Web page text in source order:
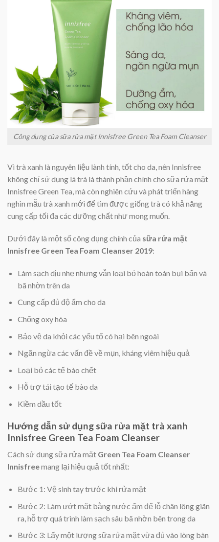
Công dụng của sữa rửa mặt Innisfree Green Tea Foam Cleanser
Vì trà xanh là nguyên liệu lành tính, tốt cho da, nên Innisfree
không chỉ sử dụng lá trà là thành phần chính cho sữa rửa mặt
Innisfree Green Tea, mà còn nghiên cứu và phát triển hàng
nghìn mẫu trà xanh mới để tìm được giống trà có khả năng
cung cấp tối đa các dưỡng chất như mong muốn.
Dưới đây là một số công dụng chính của sữa rửa mặt
Innisfree Green Tea Foam Cleanser 2019:
Làm sạch dịu nhẹ nhưng vẫn loại bỏ hoàn toàn bụi bẩn và
bã nhờn trên da
Cung cấp đủ độ ẩm cho da
Chống oxy hóa
Bảo vệ da khỏi các yếu tố có hại bên ngoài
Ngăn ngừa các vấn đề về mụn, kháng viêm hiệu quả
Loại bỏ các tế bào chết
Hỗ trợ tái tạo tế bào da
Kiềm dầu tốt
Hướng dẫn sử dụng sữa rửa mặt trà xanh
Innisfree Green Tea Foam Cleanser
Cách sử dụng sữa rửa mặt Green Tea Foam Cleanser
Innisfreemang lại hiệu quả tốt nhất:
Bước 1: Vệ sinh tay trước khi rửa mặt
Bước 2: Làm ướt mặt bằng nước ấm để lỗ chân lông giãn
ra, hỗ trợ quá trình làm sạch sâu bã nhờn bên trong da
Bước 3: Lấy một lượng sữa rửa mặt vừa đủ vào lòng bàn